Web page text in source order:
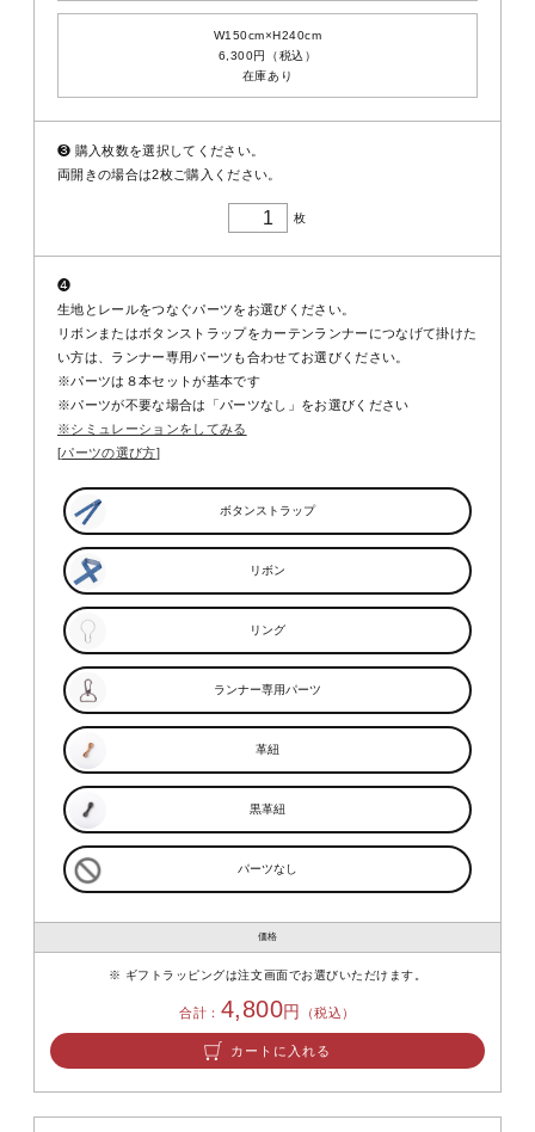
W150cm×H240cm
6,300円（税込）
在庫あり
❸ 購入枚数を選択してください。
両開きの場合は2枚ご購入ください。
枚
❹
生地とレールをつなぐパーツをお選びください。
リボンまたはボタンストラップをカーテンランナーにつなげて掛けた
い方は、ランナー専用パーツも合わせてお選びください。
※パーツは８本セットが基本です
※パーツが不要な場合は「パーツなし」をお選びください
※シミュレーションをしてみる
パーツの選び方
ボタンストラップ
リボン
リング
ランナー専用パーツ
革紐
黒革紐
パーツなし
価格
ギフトラッピングは注文画面でお選びいただけます。
合計： 4,800円 （税込）
カートに入れる